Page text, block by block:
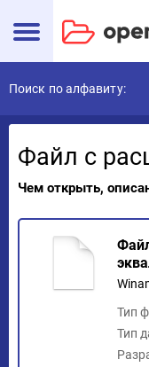
Поиск по алфавиту:
Файл с
Чем открыть,
Тип
Тип